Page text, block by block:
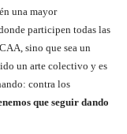
una mayor
participen todas las
sino que sea un
un arte colectivo y es
contra los
que seguir dando